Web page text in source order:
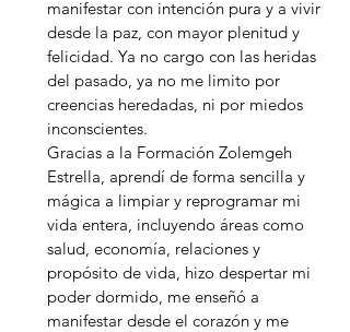
manifestar con intención pura y a vivir
desde la paz, con mayor plenitud y
felicidad. Ya no cargo con las heridas
del pasado, ya no me limito por
creencias heredadas, ni por miedos
inconscientes.
Gracias a la Formación Zolemgeh
Estrella, aprendí de forma sencilla y
mágica a limpiar y reprogramar mi
vida entera, incluyendo áreas como
salud, economía, relaciones y
propósito de vida, hizo despertar mi
poder dormido, me enseñó a
manifestar desde el corazón y me